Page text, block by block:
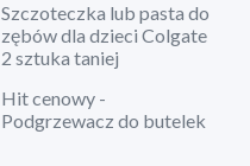
Szczoteczka lub pasta do
zębów dla dzieci Colgate
2 sztuka taniej
Hit cenowy -
Podgrzewacz do butelek